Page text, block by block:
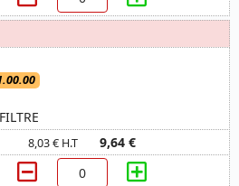
8,03 € H.T 9,64 €